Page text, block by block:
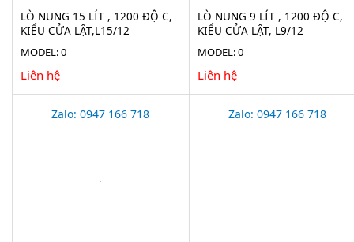
LÒ NUNG 15 LÍT , 1200 ĐỘ C,
KIỂU CỬA LẬT,L15/12
MODEL: 0
Liên hệ
LÒ NUNG 9 LÍT , 1200 ĐỘ C,
KIỂU CỬA LẬT, L9/12
MODEL: 0
Liên hệ
Zalo: 0947 166 718 Zalo: 0947 166 718